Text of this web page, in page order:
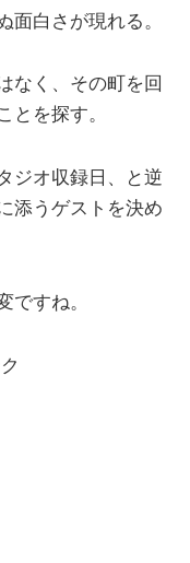
面白さが現れる。
なく、その町を回
とを探す。
ジオ収録日、と逆
添うゲストを決め
ですね。